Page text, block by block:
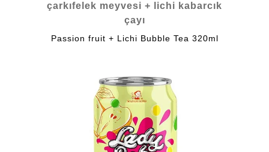
çarkıfelek meyvesi + lichi kabarcık
çayı
Passion fruit + Lichi Bubble Tea 320ml